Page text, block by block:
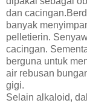
dan
banyak
pelletierin.
cacingan.
berguna untuk
air rebusan
gigi.
Selain alkaloid,